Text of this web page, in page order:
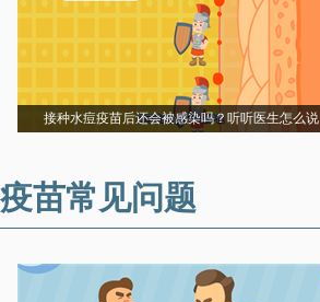
接种水痘疫苗后还会被感染吗？听听医生怎么说
疫苗常见问题